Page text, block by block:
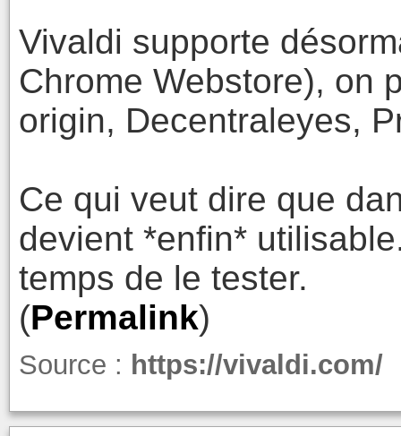
Vivaldi supporte
Chrome Webstore), on
origin, Decentraleyes,
Ce qui veut dire que
devient *enfin*
temps de le tester.
(Permalink)
Source : https://vivaldi.com/